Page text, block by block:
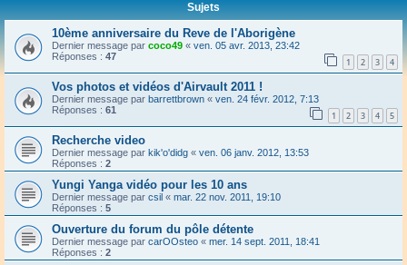
e
Sujets
10ème anniversaire du Reve de l'Aborigène
Dernier message par coco49 « ven. 05 avr. 2013, 23:42
Réponses : 47 1 2 3 4
Vos photos et vidéos d'Airvault 2011 !
Dernier message par barrettbrown « ven. 24 févr. 2012, 7:13
Réponses : 61 1 2 3 4 5
Recherche video
Dernier message par kik'o'didg « ven. 06 janv. 2012, 13:53
Réponses : 2
Yungi Yanga vidéo pour les 10 ans
Dernier message par csil « mar. 22 nov. 2011, 19:10
Réponses : 5
Ouverture du forum du pôle détente
Dernier message par carOOsteo « mer. 14 sept. 2011, 18:41
Réponses : 2